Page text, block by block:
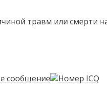
травм или